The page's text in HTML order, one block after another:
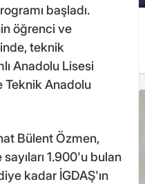
başladı.
öğrenci ve
teknik
Anadolu Lisesi
Teknik Anadolu
Bülent Özmen,
1.900'u bulan
kadar İGDAŞ'ın